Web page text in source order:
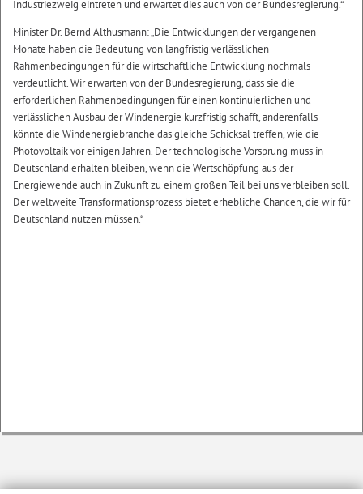
Industriezweig eintreten und erwartet dies auch von der Bundesregierung.“
Minister Dr. Bernd Althusmann: „Die Entwicklungen der vergangenen
Monate haben die Bedeutung von langfristig verlässlichen
Rahmenbedingungen für die wirtschaftliche Entwicklung nochmals
verdeutlicht. Wir erwarten von der Bundesregierung, dass sie die
erforderlichen Rahmenbedingungen für einen kontinuierlichen und
verlässlichen Ausbau der Windenergie kurzfristig schafft, anderenfalls
könnte die Windenergiebranche das gleiche Schicksal treffen, wie die
Photovoltaik vor einigen Jahren. Der technologische Vorsprung muss in
Deutschland erhalten bleiben, wenn die Wertschöpfung aus der
Energiewende auch in Zukunft zu einem großen Teil bei uns verbleiben soll.
Der weltweite Transformationsprozess bietet erhebliche Chancen, die wir für
Deutschland nutzen müssen.“